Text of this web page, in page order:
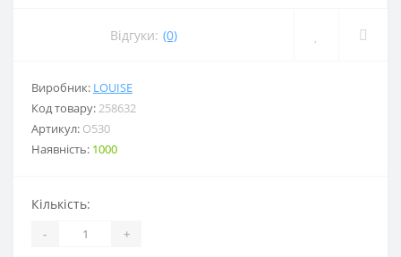
Відгуки: (0)
Виробник: LOUISE
Код товару:258632
Артикул: O530
Наявність: 1000
Кількість:
- +